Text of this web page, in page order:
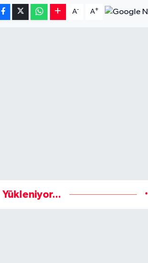
A- A+
Yükleniyor...